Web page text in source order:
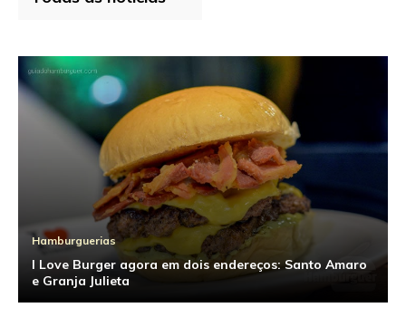
Hamburguerias
I Love Burger agora em dois endereços: Santo Amaro
e Granja Julieta